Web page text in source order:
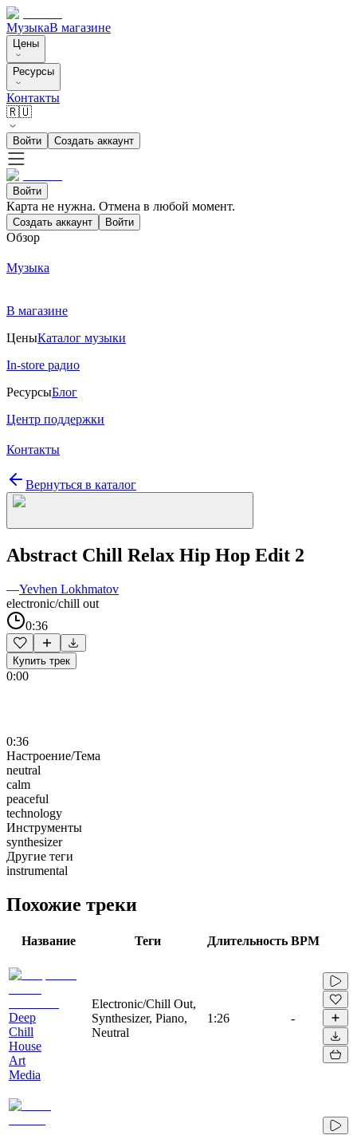
МузыкаВ магазине
Цены
Ресурсы
Контакты
🇷🇺
Войти Создать аккаунт
Войти
Карта не нужна. Отмена в любой момент.
Создать аккаунт Войти
Обзор
Музыка
В магазине
ЦеныКаталог музыки
In-store радио
РесурсыБлог
Центр поддержки
Контакты
Вернуться в каталог
Abstract Chill Relax Hip Hop Edit 2
—Yevhen Lokhmatov
electronic/chill out
0:36
Купить трек
0:00
0:36
Настроение/Тема
neutral
calm
peaceful
technology
Инструменты
synthesizer
Другие теги
instrumental
Похожие треки
Название Теги Длительность BPM
Deep
Chill
House
Art
Media
Electronic/Chill Out,
Synthesizer, Piano,
Neutral
1:26 -